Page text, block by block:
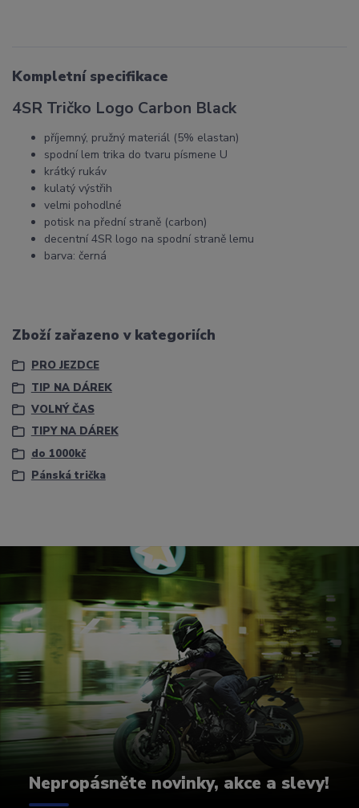
Kompletní specifikace
4SR Tričko Logo Carbon Black
příjemný, pružný materiál (5% elastan)
spodní lem trika do tvaru písmene U
krátký rukáv
kulatý výstřih
velmi pohodlné
potisk na přední straně (carbon)
decentní 4SR logo na spodní straně lemu
barva: černá
Zboží zařazeno v kategoriích
PRO JEZDCE
TIP NA DÁREK
VOLNÝ ČAS
TIPY NA DÁREK
do 1000kč
Pánská trička
Nepropásněte novinky, akce a slevy!